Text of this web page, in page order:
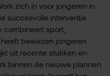
zich in voor jongeren in
succesvolle interventie
combineert sport,
bewezen jongeren
uit recente stukken en
binnen de nieuwe plannen